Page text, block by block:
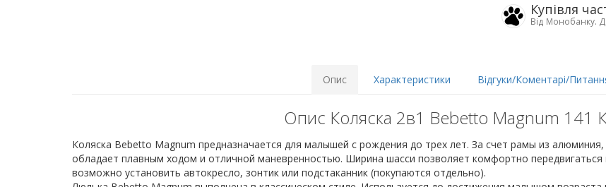
Купівля
Від Монобанку.
Опис Характеристики Відгуки/Коментарі/
Опис Коляска 2в1 Bebetto Magnum 141
Коляска Bebetto Magnum предназначается для малышей с рождения до трех лет. За счет рамы из
обладает плавным ходом и отличной маневренностью. Ширина шасси позволяет комфортно передвигаться
возможно установить автокресло, зонтик или подстаканник (покупаются отдельно).